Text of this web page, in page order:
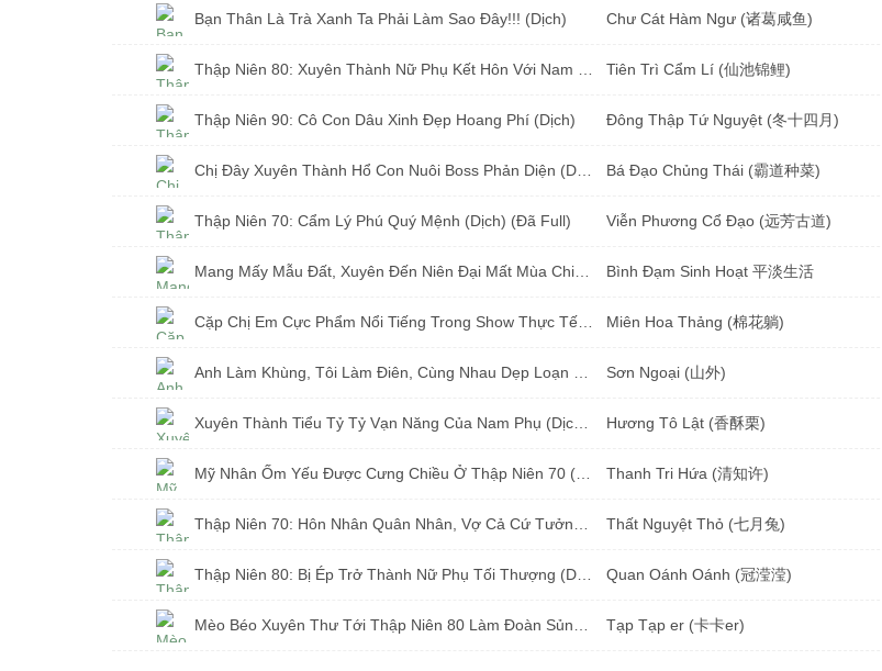
Bạn Thân Là Trà Xanh Ta Phải Làm Sao Đây!!! (Dịch) Chư Cát Hàm Ngư (诸葛咸鱼)
Thập Niên 80: Xuyên Thành Nữ Phụ Kết Hôn Với Nam Phụ Lạnh Lùng (Dịch) Tiên Trì Cẩm Lí (仙池锦鲤)
Thập Niên 90: Cô Con Dâu Xinh Đẹp Hoang Phí (Dịch) Đông Thập Tứ Nguyệt (冬十四月)
Chị Đây Xuyên Thành Hổ Con Nuôi Boss Phản Diện (Dịch) Bá Đạo Chủng Thái (霸道种菜)
Thập Niên 70: Cẩm Lý Phú Quý Mệnh (Dịch) (Đã Full) Viễn Phương Cổ Đạo (远芳古道)
Mang Mấy Mẫu Đất, Xuyên Đến Niên Đại Mất Mùa Chiến Loạn (Dịch) Bình Đạm Sinh Hoạt 平淡生活
Cặp Chị Em Cực Phẩm Nổi Tiếng Trong Show Thực Tế Bằng Cách Đấu Đá Nhau (Dịch) (Đã Full) Miên Hoa Thảng (棉花躺)
Anh Làm Khùng, Tôi Làm Điên, Cùng Nhau Dẹp Loạn Giới Giải Trí (Dịch) (Đã Full) Sơn Ngoại (山外)
Xuyên Thành Tiểu Tỷ Tỷ Vạn Năng Của Nam Phụ (Dịch) (Đã Full) Hương Tô Lật (香酥栗)
Mỹ Nhân Ốm Yếu Được Cưng Chiều Ở Thập Niên 70 (Dịch) (Đã Full) Thanh Tri Hứa (清知许)
Thập Niên 70: Hôn Nhân Quân Nhân, Vợ Cả Cứ Tưởng Hiếm Muộn Ai Ngờ Lại Có Thai (Dịch) Thất Nguyệt Thỏ (七月兔)
Thập Niên 80: Bị Ép Trở Thành Nữ Phụ Tối Thượng (Dịch) Quan Oánh Oánh (冠滢滢)
Mèo Béo Xuyên Thư Tới Thập Niên 80 Làm Đoàn Sủng (Dịch) Tạp Tạp er (卡卡er)